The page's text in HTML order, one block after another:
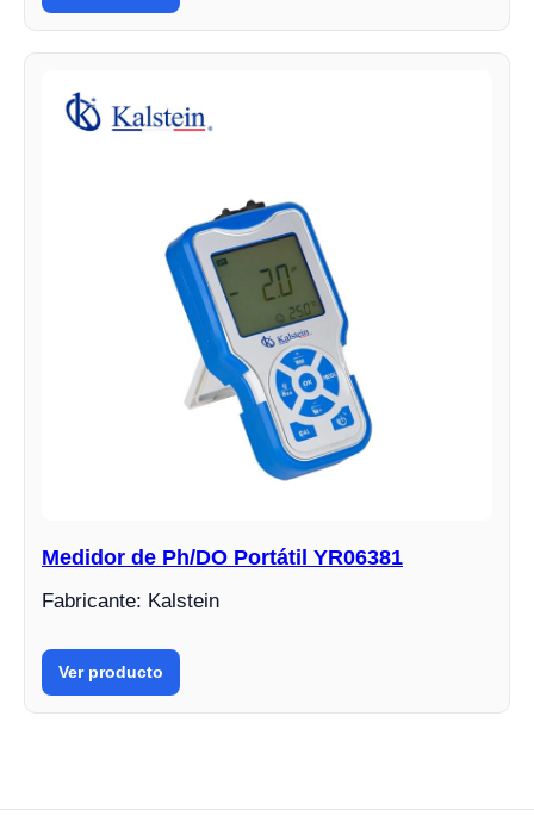
Medidor de Ph/DO Portátil YR06381
Fabricante: Kalstein
Ver producto